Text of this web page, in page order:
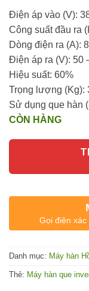
Điện áp vào (V):
Công suất đầu ra
Dòng điện ra (A):
Điện áp ra (V): 50
Hiệu suất: 60%
Trọng lượng (Kg):
Sử dụng que hàn
CÒN HÀNG
Gọi điện
Danh mục: Máy hàn
Thẻ: Máy hàn que